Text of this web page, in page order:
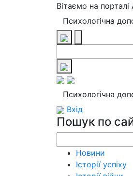
Вітаємо на
Психологічна
Психологічна
Вхід
Пошук по
Новини
Історії успіху